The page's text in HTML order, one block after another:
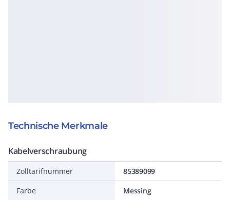
Technische Merkmale
Kabelverschraubung
Zolltarifnummer
85389099
Farbe
Messing